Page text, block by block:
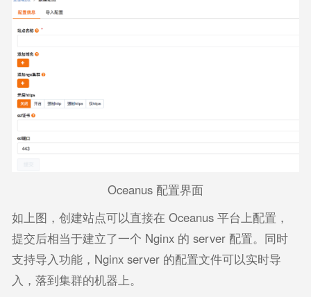
Oceanus 配置界面
如上图，创建站点可以直接在 Oceanus 平台上配置，
提交后相当于建立了一个 Nginx 的 server 配置。同时
支持导入功能，Nginx server 的配置文件可以实时导
入，落到集群的机器上。